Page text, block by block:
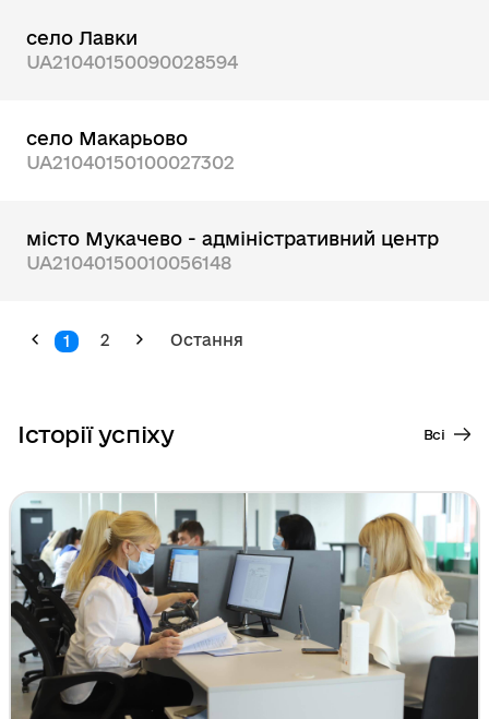
село Лавки
UA21040150090028594
село Макарьово
UA21040150100027302
місто Мукачево - адміністративний центр
UA21040150010056148
1 2 Остання
Історії успіху Всі